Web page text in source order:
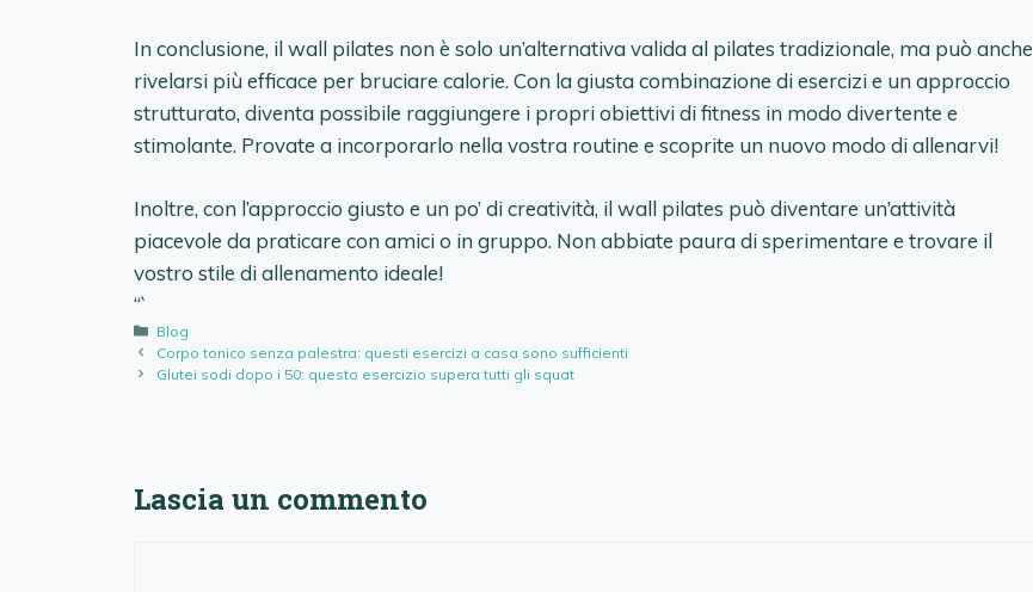
In conclusione, il wall pilates non è solo un’alternativa valida al pilates tradizionale, ma può anche
rivelarsi più efficace per bruciare calorie. Con la giusta combinazione di esercizi e un approccio
strutturato, diventa possibile raggiungere i propri obiettivi di fitness in modo divertente e
stimolante. Provate a incorporarlo nella vostra routine e scoprite un nuovo modo di allenarvi!
Inoltre, con l’approccio giusto e un po’ di creatività, il wall pilates può diventare un’attività
piacevole da praticare con amici o in gruppo. Non abbiate paura di sperimentare e trovare il
vostro stile di allenamento ideale!
“`
Categorie
Blog
Corpo tonico senza palestra: questi esercizi a casa sono sufficienti
Glutei sodi dopo i 50: questo esercizio supera tutti gli squat
Lascia un commento